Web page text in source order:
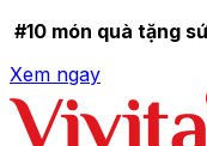
#10 món quà tặng
Xem ngay